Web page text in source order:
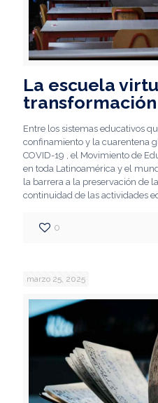
La escuela
Entre los sistemas educativos
confinamiento y la cuarentena
COVID-19 , el Movimiento de
en toda Latinoamérica y el
la barrera a la preservación de
continuidad de las actividades
0
marzo 25, 2025